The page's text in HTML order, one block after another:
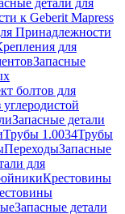
детали для
к Geberit Mapress
Принадлежности
для
Запасные
болтов для
Запасные детали
Трубы 1.0034Трубы
ПереходыЗапасные
для
Крестовины
Запасные детали